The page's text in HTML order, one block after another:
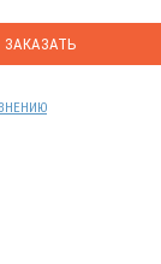
ЗАКАЗАТЬ